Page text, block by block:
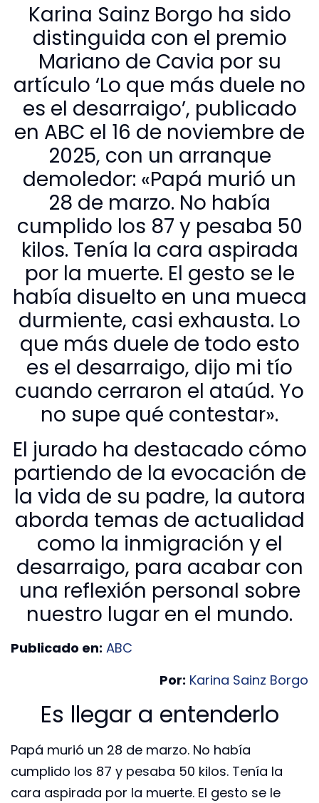
Karina Sainz Borgo ha sido
distinguida con el premio
Mariano de Cavia por su
artículo ‘Lo que más duele no
es el desarraigo’, publicado
en ABC el 16 de noviembre de
2025, con un arranque
demoledor: «Papá murió un
28 de marzo. No había
cumplido los 87 y pesaba 50
kilos. Tenía la cara aspirada
por la muerte. El gesto se le
había disuelto en una mueca
durmiente, casi exhausta. Lo
que más duele de todo esto
es el desarraigo, dijo mi tío
cuando cerraron el ataúd. Yo
no supe qué contestar».
El jurado ha destacado cómo
partiendo de la evocación de
la vida de su padre, la autora
aborda temas de actualidad
como la inmigración y el
desarraigo, para acabar con
una reflexión personal sobre
nuestro lugar en el mundo.
Publicado en: ABC
Por: Karina Sainz Borgo
Es llegar a entenderlo
Papá murió un 28 de marzo. No había
cumplido los 87 y pesaba 50 kilos. Tenía la
cara aspirada por la muerte. El gesto se le